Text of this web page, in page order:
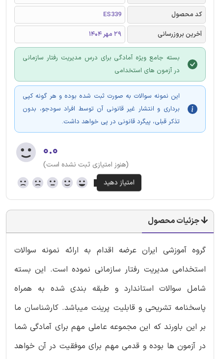
کد محصول
ES339
آخرین بروزرسانی
29 مهر 1404
بسته جامع ویژه آمادگی برای درس مدیریت رفتار سازمانی
در آزمون های استخدامی
این نمونه سوالات به صورت ثبت شده بوده و هر گونه کپی
برداری و انتشار غیر قانونی آن توسط افراد سودجو، بدون
تذکر قبلی، پیگرد قانونی در پی خواهد داشت.
۰.۰
(هنوز امتیازی ثبت نشده است)
جزئیات محصول
گروه آموزشی ایران عرضه اقدام به ارائه نمونه سوالات
استخدامی مدیریت رفتار سازمانی نموده است. این بسته
شامل سوالات استاندارد و طبقه بندی شده به همراه
پاسخنامه تشریحی و قابلیت پرینت میباشد. کارشناسان ما
بر این باورند که این مجموعه عاملی مهم برای آمادگی شما
در آزمون ها بوده و قدمی مهم برای موفقیت در آن خواهد